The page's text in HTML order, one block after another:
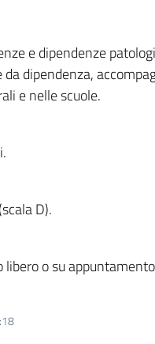
e dipendenze
da dipendenza,
e nelle scuole.
D).
libero o su